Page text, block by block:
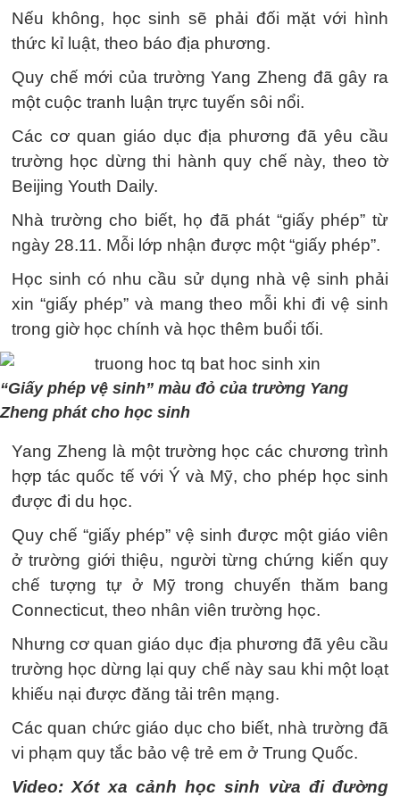
Nếu không, học sinh sẽ phải đối mặt với hình
thức kỉ luật, theo báo địa phương.
Quy chế mới của trường Yang Zheng đã gây ra
một cuộc tranh luận trực tuyến sôi nổi.
Các cơ quan giáo dục địa phương đã yêu cầu
trường học dừng thi hành quy chế này, theo tờ
Beijing Youth Daily.
Nhà trường cho biết, họ đã phát “giấy phép” từ
ngày 28.11. Mỗi lớp nhận được một “giấy phép”.
Học sinh có nhu cầu sử dụng nhà vệ sinh phải
xin “giấy phép” và mang theo mỗi khi đi vệ sinh
trong giờ học chính và học thêm buổi tối.
“Giấy phép vệ sinh” màu đỏ của trường Yang
Zheng phát cho học sinh
Yang Zheng là một trường học các chương trình
hợp tác quốc tế với Ý và Mỹ, cho phép học sinh
được đi du học.
Quy chế “giấy phép” vệ sinh được một giáo viên
ở trường giới thiệu, người từng chứng kiến quy
chế tượng tự ở Mỹ trong chuyến thăm bang
Connecticut, theo nhân viên trường học.
Nhưng cơ quan giáo dục địa phương đã yêu cầu
trường học dừng lại quy chế này sau khi một loạt
khiếu nại được đăng tải trên mạng.
Các quan chức giáo dục cho biết, nhà trường đã
vi phạm quy tắc bảo vệ trẻ em ở Trung Quốc.
Video: Xót xa cảnh học sinh vừa đi đường